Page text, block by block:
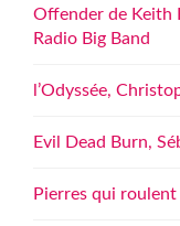
Offender de Keith
Radio Big Band
l’Odyssée,
Evil Dead Burn,
Pierres qui